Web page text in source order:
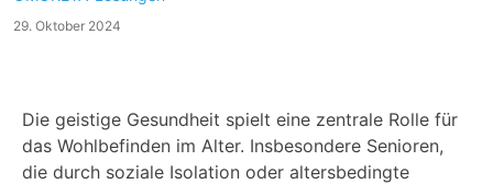
29. Oktober 2024
Die geistige Gesundheit spielt eine zentrale Rolle für
das Wohlbefinden im Alter. Insbesondere Senioren,
die durch soziale Isolation oder altersbedingte